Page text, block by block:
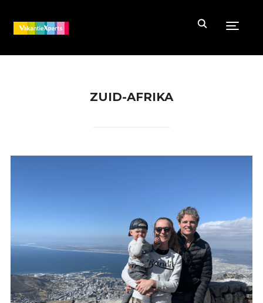
ZUID-AFRIKA